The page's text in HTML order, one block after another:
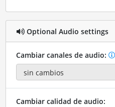
Optional Audio settings
Cambiar canales de audio:
Cambiar calidad de audio: